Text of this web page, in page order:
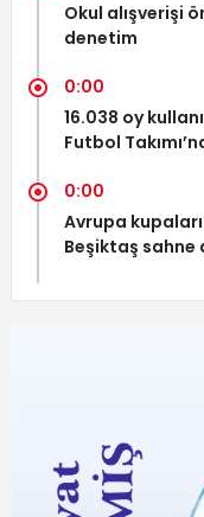
Okul alışverişi
denetim
0:00
16.038 oy
Futbol
0:00
Avrupa
Beşiktaş sahne